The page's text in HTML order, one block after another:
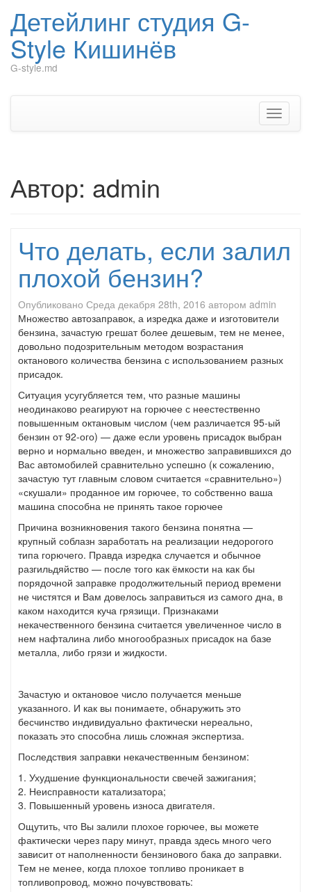
Детейлинг студия G-
Style Кишинёв
G-style.md
Скрыть
Автор: admin
Что делать, если залил
плохой бензин?
Опубликовано Среда декабря 28th, 2016 автором admin
Множество автозаправок, а изредка даже и изготовители
бензина, зачастую грешат более дешевым, тем не менее,
довольно подозрительным методом возрастания
октанового количества бензина с использованием разных
присадок.
Ситуация усугубляется тем, что разные машины
неодинаково реагируют на горючее с неестественно
повышенным октановым числом (чем различается 95-ый
бензин от 92-ого) — даже если уровень присадок выбран
верно и нормально введен, и множество заправившихся до
Вас автомобилей сравнительно успешно (к сожалению,
зачастую тут главным словом считается «сравнительно»)
«скушали» проданное им горючее, то собственно ваша
машина способна не принять такое горючее
Причина возникновения такого бензина понятна —
крупный соблазн заработать на реализации недорогого
типа горючего. Правда изредка случается и обычное
разгильдяйство — после того как ёмкости на как бы
порядочной заправке продолжительный период времени
не чистятся и Вам довелось заправиться из самого дна, в
каком находится куча грязищи. Признаками
некачественного бензина считается увеличенное число в
нем нафталина либо многообразных присадок на базе
металла, либо грязи и жидкости.
Зачастую и октановое число получается меньше
указанного. И как вы понимаете, обнаружить это
бесчинство индивидуально фактически нереально,
показать это способна лишь сложная экспертиза.
Последствия заправки некачественным бензином:
1. Ухудшение функциональности свечей зажигания;
2. Неисправности катализатора;
3. Повышенный уровень износа двигателя.
Ощутить, что Вы залили плохое горючее, вы можете
фактически через пару минут, правда здесь много чего
зависит от наполненности бензинового бака до заправки.
Тем не менее, когда плохое топливо проникает в
топливопровод, можно почувствовать: